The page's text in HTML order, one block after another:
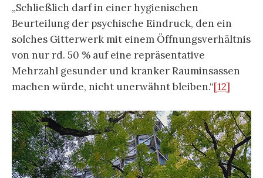
„Schließlich darf in einer hygienischen
Beurteilung der psychische Eindruck, den ein
solches Gitterwerk mit einem Öffnungsverhältnis
von nur rd. 50 % auf eine repräsentative
Mehrzahl gesunder und kranker Rauminsassen
machen würde, nicht unerwähnt bleiben.“[12]